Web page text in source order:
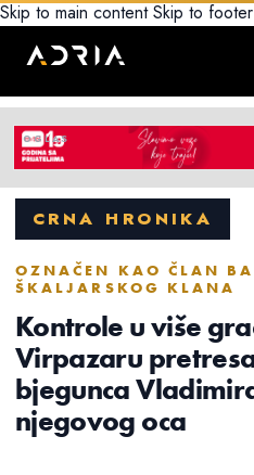
Skip to main content Skip to footer
CRNA HRONIKA
OZNAČEN KAO ČLAN
ŠKALJARSKOG KLANA
Kontrole u više
Virpazaru
bjegunca
njegovog oca